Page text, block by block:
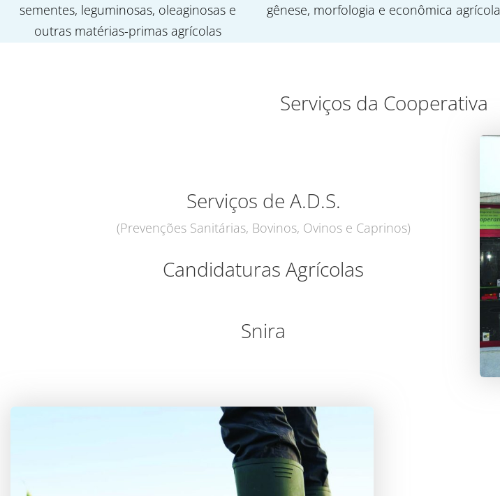
sementes, leguminosas, oleaginosas e
outras matérias-primas agrícolas
gênese, morfologia e econômica agrícola
Serviços da Cooperativa
Serviços de A.D.S.
(Prevenções Sanitárias, Bovinos, Ovinos e Caprinos)
Candidaturas Agrícolas
Snira